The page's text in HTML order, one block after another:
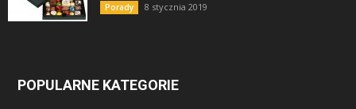
Porady 8 stycznia 2019
POPULARNE KATEGORIE